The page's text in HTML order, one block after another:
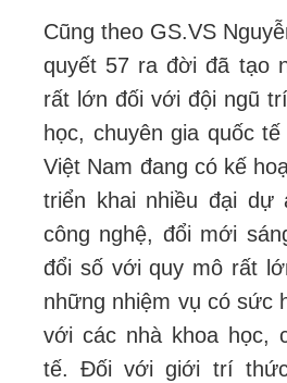
Cũng theo GS.VS
quyết 57 ra đời đã tạo
rất lớn đối với đội ngũ
học, chuyên gia quốc
Việt Nam đang có kế
triển khai nhiều đại dự
công nghệ, đổi mới
đổi số với quy mô rất
những nhiệm vụ có sức
với các nhà khoa học,
tế. Đối với giới trí